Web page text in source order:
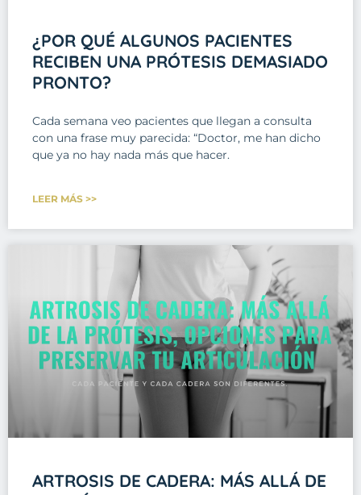
¿POR QUÉ ALGUNOS PACIENTES
RECIBEN UNA PRÓTESIS DEMASIADO
PRONTO?
Cada semana veo pacientes que llegan a consulta
con una frase muy parecida: “Doctor, me han dicho
que ya no hay nada más que hacer.
LEER MÁS >>
ARTROSIS DE CADERA: MÁS ALLÁ DE